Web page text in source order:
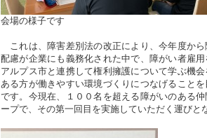
会場の様子です
これは、障害差別法の改正により、今年度か
配慮が企業にも義務化された中で、障がい者雇
アルプス市と連携して権利擁護について学ぶ機
ある方が働きやすい環境づくりにつなげること
です。今現在、１００名を超える障がいのある
ープで、その第一回目を実施していただく運びと